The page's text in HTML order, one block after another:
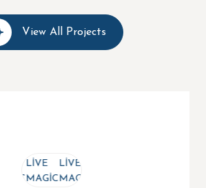
View All Projects
LIVE
MAGIC
LIVE
MAGIC